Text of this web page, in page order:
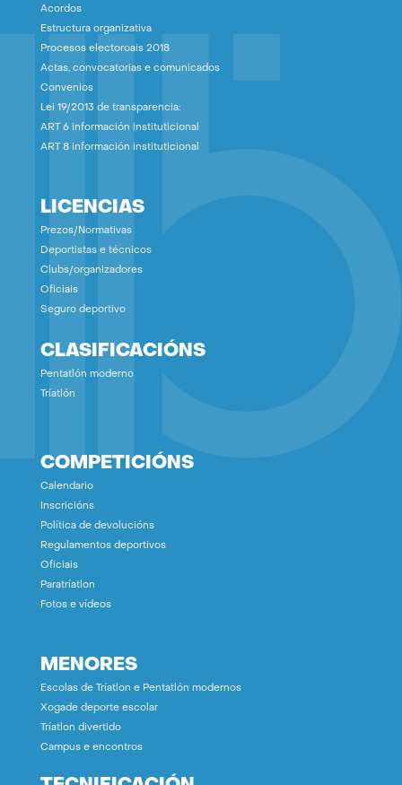
Acordos
Estructura organizativa
Procesos electoroais 2018
Actas, convocatorias e comunicados
Convenios
Lei 19/2013 de transparencia:
ART 6 información instituticional
ART 8 información instituticional
LICENCIAS
Prezos/Normativas
Deportistas e técnicos
Clubs/organizadores
Oficiais
Seguro deportivo
CLASIFICACIÓNS
Pentatlón moderno
Tríatlón
COMPETICIÓNS
Calendario
Inscricións
Política de devolucións
Regulamentos deportivos
Oficiais
Paratríatlon
Fotos e vídeos
MENORES
Escolas de Tríatlon e Pentatlón modernos
Xogade deporte escolar
Tríatlon divertido
Campus e encontros